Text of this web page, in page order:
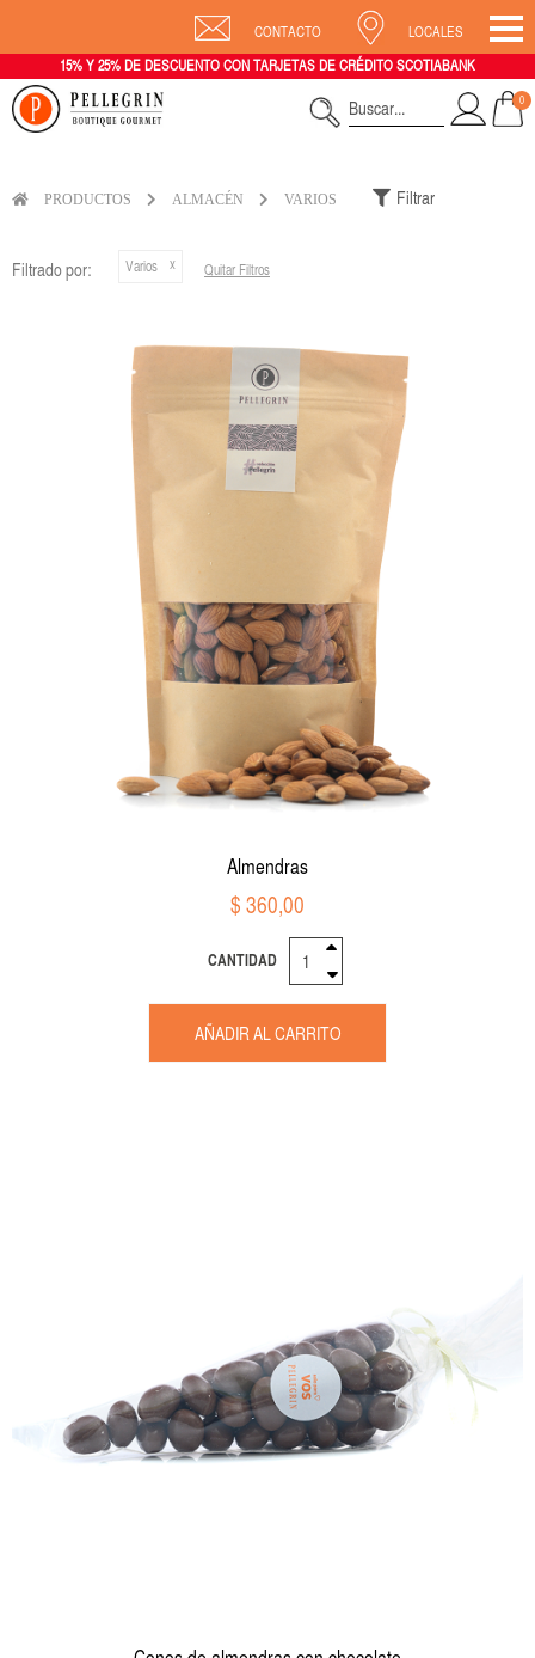
15% Y 25% DE DESCUENTO CON TARJETAS DE CRÉDITO SCOTIABANK
CONTACTO LOCALES
0
PRODUCTOS ALMACÉN VARIOS Filtrar
Filtrado por: Varios Quitar Filtros
Almendras
$ 360,00
CANTIDAD
AÑADIR AL CARRITO